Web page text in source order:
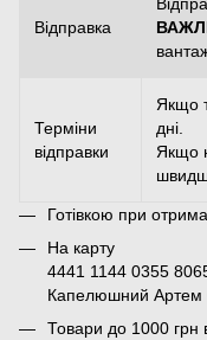
Відправка
Терміни
відправки
Якщо
дні.
Якщо
Готівкою при
На карту
4441 1144 0355
Капелюшний Артем
Товари до 1000 грн